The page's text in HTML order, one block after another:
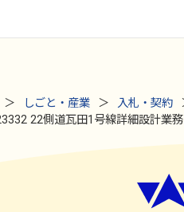
しごと・産業 入札・契約
22側道瓦田1号線詳細設計業務